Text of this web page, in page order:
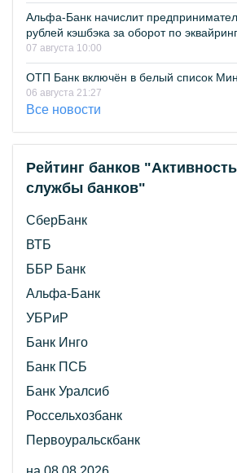
Альфа-Банк начислит
рублей кэшбэка за оборот по
07 августа 10:00
ОТП Банк включён в белый список
06 августа 21:27
Все новости
Рейтинг банков
службы банков"
СберБанк
ВТБ
ББР Банк
Альфа-Банк
УБРиР
Банк Инго
Банк ПСБ
Банк Уралсиб
Россельхозбанк
Первоуральскбанк